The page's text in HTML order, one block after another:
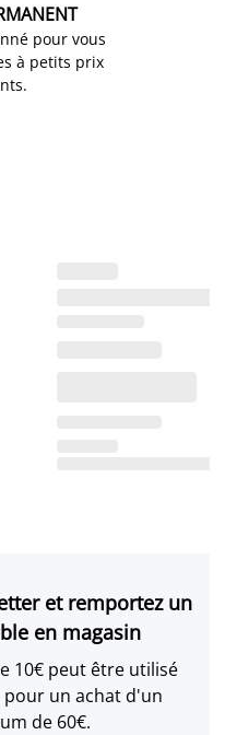
pour vous
à petits prix
et remportez un
en magasin
10€ peut être utilisé
un achat d'un
de 60€.